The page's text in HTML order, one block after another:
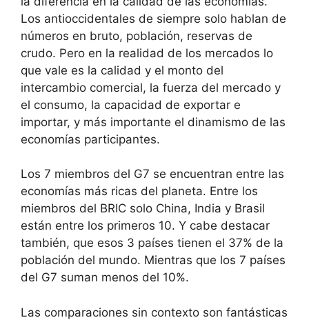
Los antioccidentales de siempre solo hablan de
números en bruto, población, reservas de
crudo. Pero en la realidad de los mercados lo
que vale es la calidad y el monto del
intercambio comercial, la fuerza del mercado y
el consumo, la capacidad de exportar e
importar, y más importante el dinamismo de las
economías participantes.
Los 7 miembros del G7 se encuentran entre las
economías más ricas del planeta. Entre los
miembros del BRIC solo China, India y Brasil
están entre los primeros 10. Y cabe destacar
también, que esos 3 países tienen el 37% de la
población del mundo. Mientras que los 7 países
del G7 suman menos del 10%.
Las comparaciones sin contexto son fantásticas